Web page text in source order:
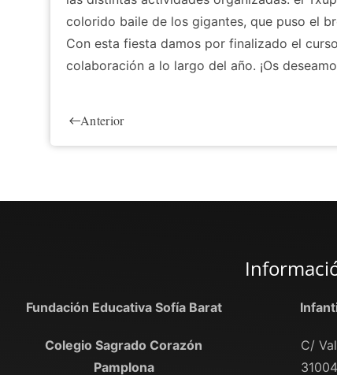
colorido baile de los gigantes, que puso el
Con esta fiesta damos por finalizado el
colaboración a lo largo del año. ¡Os
Anterior
Fundación Educativa Sofía Barat
Colegio Sagrado Corazón
Pamplona
C/